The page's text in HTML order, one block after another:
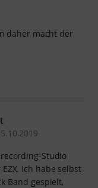
daher macht der
Studio
Ich habe selbst
Band gespielt,